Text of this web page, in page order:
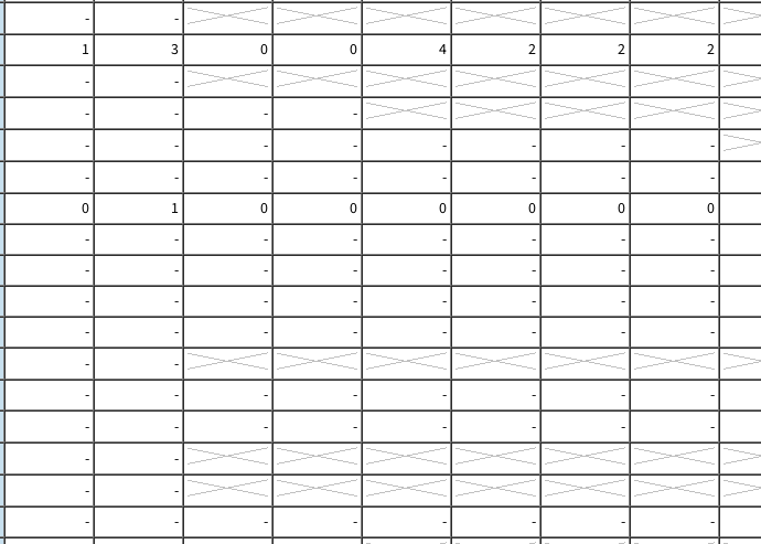
-
-
1 3 0 0 4 2 2
2
-
-
- - -
-
- - - - - - -
-
- - - - - - -
-
0 1 0 0 0 0 0
0
- - - - - - -
-
- - - - - - -
-
- - - - - - -
-
- - - - - - -
-
-
-
- - - - - - -
-
- - - - - - -
-
-
-
-
-
- - - - - - -
-